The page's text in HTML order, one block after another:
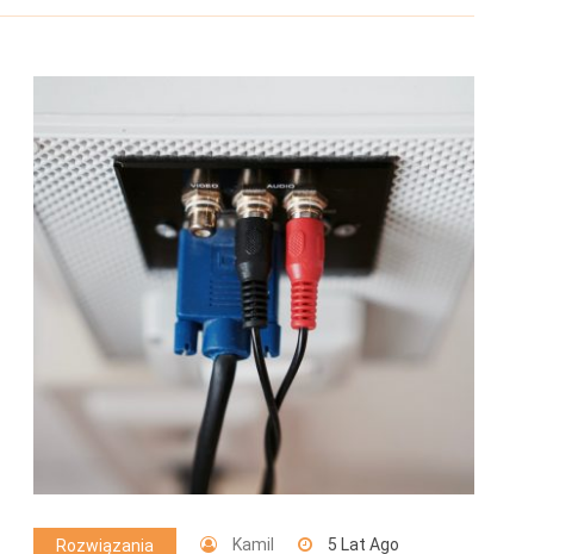
Rozwiązania Kamil 5 Lat Ago